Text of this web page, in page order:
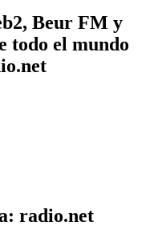
Beur FM y
todo el mundo
radio.net